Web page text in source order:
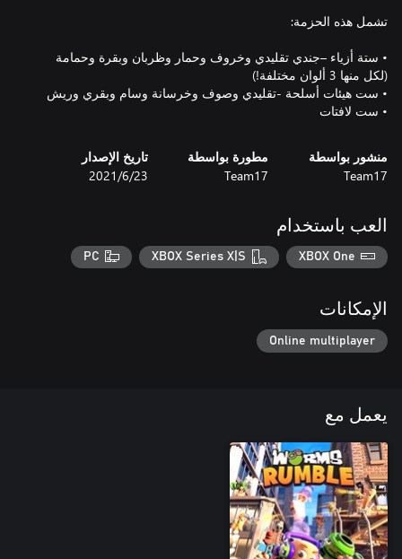
• ستة أزياء –جندي تقليدي وخروف وحمار وظربان وبقرة وحمامة
• ست لافتات
منشور بواسطة
Team17
مطورة بواسطة
Team17
تاريخ الإصدار
23‏/6‏/2021
العب باستخدام
XBOX One
XBOX Series X|S
PC
الإمكانات
Online multiplayer
يعمل مع